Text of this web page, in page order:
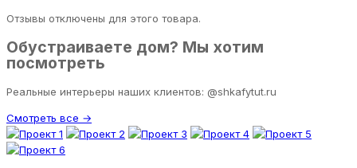
Отзывы отключены для этого товара.
Обустраиваете дом? Мы хотим
посмотреть
Реальные интерьеры наших клиентов: @shkafytut.ru
Смотреть все →